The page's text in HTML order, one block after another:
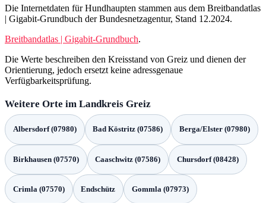
Die Internetdaten für Hundhaupten stammen aus dem Breitbandatlas
| Gigabit-Grundbuch der Bundesnetzagentur, Stand 12.2024.
Breitbandatlas | Gigabit-Grundbuch.
Die Werte beschreiben den Kreisstand von Greiz und dienen der
Orientierung, jedoch ersetzt keine adressgenaue
Verfügbarkeitsprüfung.
Weitere Orte im Landkreis Greiz
Albersdorf (07980) Bad Köstritz (07586) Berga/Elster (07980)
Birkhausen (07570) Caaschwitz (07586) Chursdorf (08428)
Crimla (07570) Endschütz Gommla (07973)